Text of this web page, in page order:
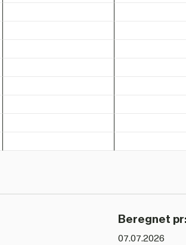
Beregnet pr:
07.07.2026